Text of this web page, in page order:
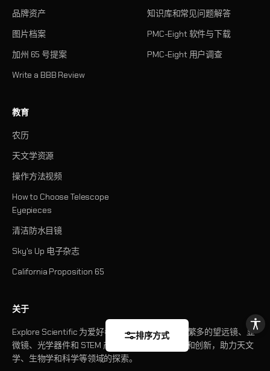
排序方式
品牌资产
图片档案
加州 65 号提案
Write a BBB Review
知识库和常见问题解答
PMC-Eight 软件与下载
PMC-Eight 用户调查
教育
农历
天文学资源
操作方法视频
How to Choose Telescope
Eyepieces
清洁防水目镜
Sky's Up 电子杂志
California Proposition 65
关于
Explore Scientific 为爱好者和专业人士提供种类繁多的望远镜、显
微镜、光学器件和 STEM 产品。我们专注于精准和创新，助力天文
学、生物学和科学等领域的探索。